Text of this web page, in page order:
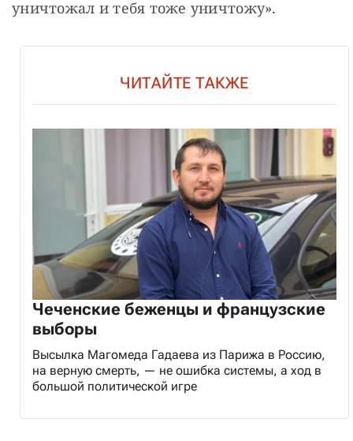
уничтожал и тебя тоже уничтожу».
ЧИТАЙТЕ ТАКЖЕ
Чеченские беженцы и французские
выборы
Высылка Магомеда Гадаева из Парижа в Россию,
на верную смерть, — не ошибка системы, а ход в
большой политической игре